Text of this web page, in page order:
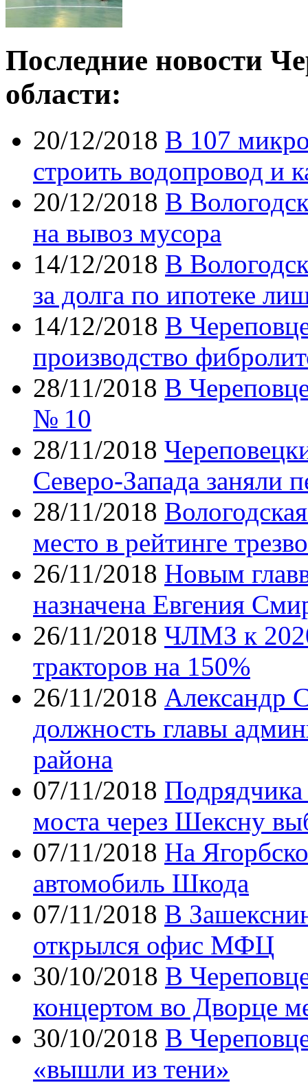
Последние новости
области:
20/12/2018 В 107
строить водопровод и
20/12/2018 В
на вывоз мусора
14/12/2018 В
за долга по ипотеке
14/12/2018 В
производство
28/11/2018 В
№ 10
28/11/2018
Северо-Запада заняли
28/11/2018
место в рейтинге
26/11/2018 Новым
назначена Евгения
26/11/2018 ЧЛМЗ к
тракторов на 150%
26/11/2018 Александр
должность главы
района
07/11/2018 Подрядчика
моста через Шексну
07/11/2018 На
автомобиль Шкода
07/11/2018 В
открылся офис МФЦ
30/10/2018 В
концертом во Дворце
30/10/2018 В
«вышли из тени»